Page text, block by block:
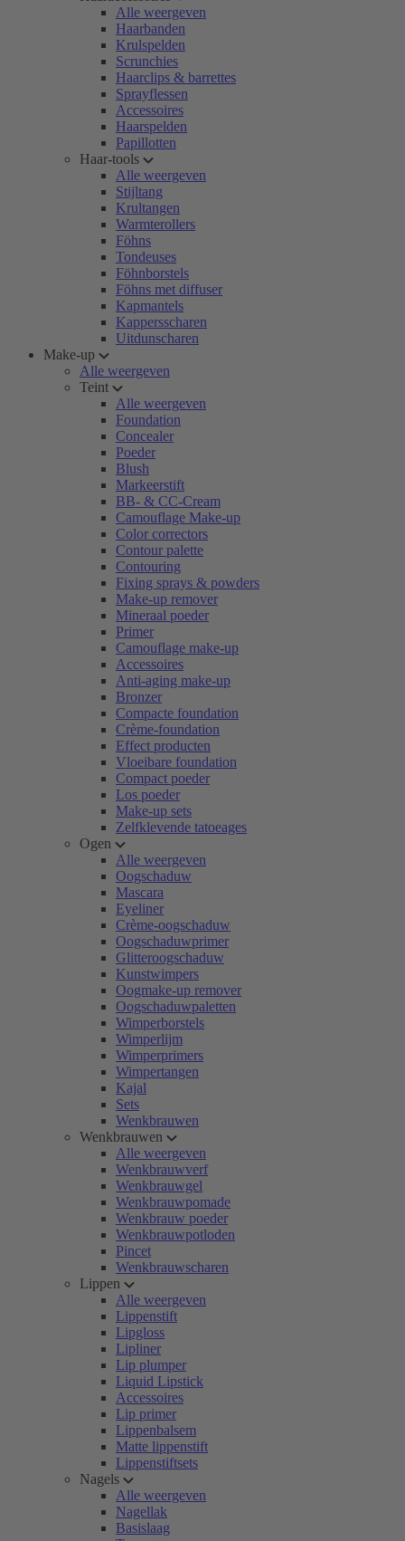
Alle weergeven
Haarbanden
Krulspelden
Scrunchies
Haarclips & barrettes
Sprayflessen
Accessoires
Haarspelden
Papillotten
Haar-tools
Alle weergeven
Stijltang
Krultangen
Warmterollers
Föhns
Tondeuses
Föhnborstels
Föhns met diffuser
Kapmantels
Kappersscharen
Uitdunscharen
Make-up
Alle weergeven
Teint
Alle weergeven
Foundation
Concealer
Poeder
Blush
Markeerstift
BB- & CC-Cream
Camouflage Make-up
Color correctors
Contour palette
Contouring
Fixing sprays & powders
Make-up remover
Mineraal poeder
Primer
Camouflage make-up
Accessoires
Anti-aging make-up
Bronzer
Compacte foundation
Crème-foundation
Effect producten
Vloeibare foundation
Compact poeder
Los poeder
Make-up sets
Zelfklevende tatoeages
Ogen
Alle weergeven
Oogschaduw
Mascara
Eyeliner
Crème-oogschaduw
Oogschaduwprimer
Glitteroogschaduw
Kunstwimpers
Oogmake-up remover
Oogschaduwpaletten
Wimperborstels
Wimperlijm
Wimperprimers
Wimpertangen
Kajal
Sets
Wenkbrauwen
Wenkbrauwen
Alle weergeven
Wenkbrauwverf
Wenkbrauwgel
Wenkbrauwpomade
Wenkbrauw poeder
Wenkbrauwpotloden
Pincet
Wenkbrauwscharen
Lippen
Alle weergeven
Lippenstift
Lipgloss
Lipliner
Lip plumper
Liquid Lipstick
Accessoires
Lip primer
Lippenbalsem
Matte lippenstift
Lippenstiftsets
Nagels
Alle weergeven
Nagellak
Basislaag